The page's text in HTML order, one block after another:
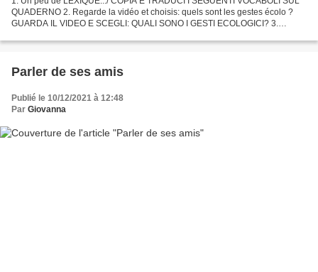
QUADERNO 2. Regarde la vidéo et choisis: quels sont les gestes écolo ?
GUARDA IL VIDEO E SCEGLI: QUALI SONO I GESTI ECOLOGICI? 3.
Parler de ses amis
Publié le 10/12/2021 à 12:48
Par Giovanna